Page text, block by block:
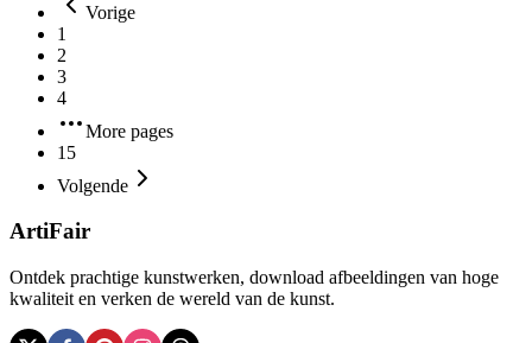
Vorige
1
2
3
4
More pages
15
Volgende
ArtiFair
Ontdek prachtige kunstwerken, download afbeeldingen van hoge
kwaliteit en verken de wereld van de kunst.